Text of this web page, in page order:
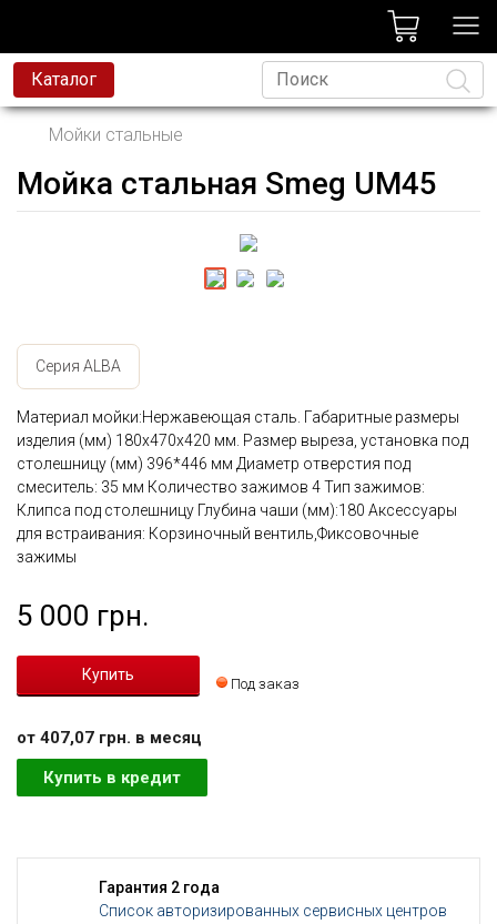
Каталог
Язык
Мойки стальные
Мойка стальная Smeg UM45
Серия ALBA
Материал мойки:Нержавеющая сталь. Габаритные размеры
изделия (мм) 180x470x420 мм. Размер выреза, установка под
столешницу (мм) 396*446 мм Диаметр отверстия под
смеситель: 35 мм Количество зажимов 4 Тип зажимов:
Клипса под столешницу Глубина чаши (мм):180 Аксессуары
для встраивания: Корзиночный вентиль,Фиксовочные
зажимы
5 000 грн.
Под заказ
от 407,07 грн. в месяц
Купить в кредит
Гарантия 2 года
Список авторизированных сервисных центров